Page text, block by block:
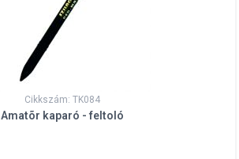
Cikkszám: TK084
Amatõr kaparó - feltoló